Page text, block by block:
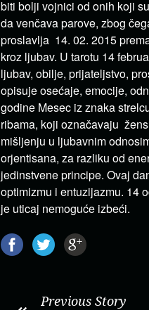
biti bolji vojnici od onih koji
da venčava parove, zbog
proslavlja 14. 02. 2015
kroz ljubav. U tarotu 14
ljubav, obilje, prijateljstvo,
opisuje osećaje, emocije,
godine Mesec iz znaka
ribama, koji označavaju
mišljenju u ljubavnim
orjentisana, za razliku od
jedinstvene principe. Ovaj
optimizmu i entuzijazmu. 14
je uticaj nemoguće izbeći.
Previous Story